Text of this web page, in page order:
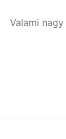
Valami